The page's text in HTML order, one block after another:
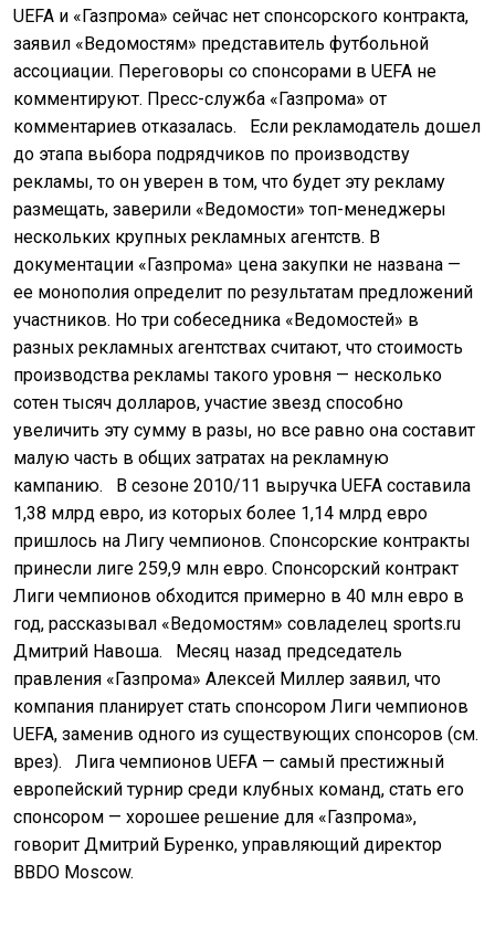
UEFA и «Газпрома» сейчас нет спонсорского контракта,
заявил «Ведомостям» представитель футбольной
ассоциации. Переговоры со спонсорами в UEFA не
комментируют. Пресс-служба «Газпрома» от
комментариев отказалась.
Если рекламодатель дошел
до этапа выбора подрядчиков по производству
рекламы, то он уверен в том, что будет эту рекламу
размещать, заверили «Ведомости» топ-менеджеры
нескольких крупных рекламных агентств. В
документации «Газпрома» цена закупки не названа —
ее монополия определит по результатам предложений
участников. Но три собеседника «Ведомостей» в
разных рекламных агентствах считают, что стоимость
производства рекламы такого уровня — несколько
сотен тысяч долларов, участие звезд способно
увеличить эту сумму в разы, но все равно она составит
малую часть в общих затратах на рекламную
кампанию.
В сезоне 2010/11 выручка UEFA составила
1,38 млрд евро, из которых более 1,14 млрд евро
пришлось на Лигу чемпионов. Спонсорские контракты
принесли лиге 259,9 млн евро. Спонсорский контракт
Лиги чемпионов обходится примерно в 40 млн евро в
год, рассказывал «Ведомостям» совладелец sports.ru
Дмитрий Навоша.
Месяц назад председатель
правления «Газпрома» Алексей Миллер заявил, что
компания планирует стать спонсором Лиги чемпионов
UEFA, заменив одного из существующих спонсоров (см.
врез).
Лига чемпионов UEFA — самый престижный
европейский турнир среди клубных команд, стать его
спонсором — хорошее решение для «Газпрома»,
говорит Дмитрий Буренко, управляющий директор
BBDO Moscow.